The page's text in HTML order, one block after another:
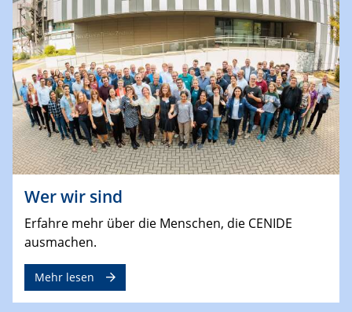
Wer wir sind
Erfahre mehr über die Menschen, die CENIDE
ausmachen.
Mehr lesen